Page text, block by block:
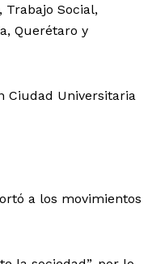
Social,
Querétaro y
Ciudad Universitaria
a los movimientos